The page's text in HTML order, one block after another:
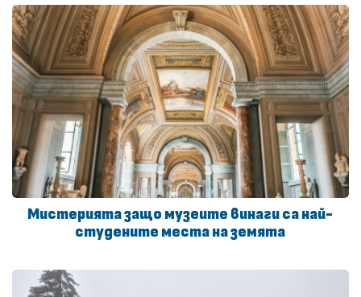
Мистерията защо музеите винаги са най-
студените места на земята